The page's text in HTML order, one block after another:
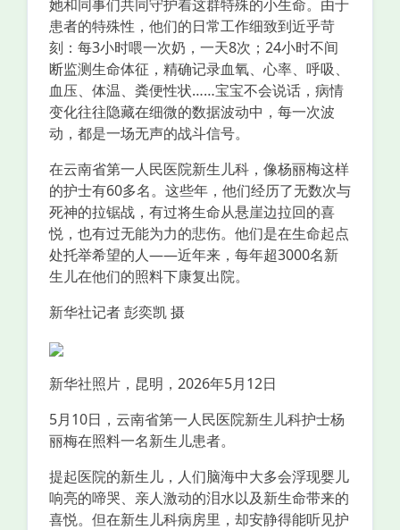
她和同事们共同守护着这群特殊的小生命。由于
患者的特殊性，他们的日常工作细致到近乎苛
刻：每3小时喂一次奶，一天8次；24小时不间
断监测生命体征，精确记录血氧、心率、呼吸、
血压、体温、粪便性状……宝宝不会说话，病情
变化往往隐藏在细微的数据波动中，每一次波
动，都是一场无声的战斗信号。
在云南省第一人民医院新生儿科，像杨丽梅这样
的护士有60多名。这些年，他们经历了无数次与
死神的拉锯战，有过将生命从悬崖边拉回的喜
悦，也有过无能为力的悲伤。他们是在生命起点
处托举希望的人——近年来，每年超3000名新
生儿在他们的照料下康复出院。
新华社记者 彭奕凯 摄
新华社照片，昆明，2026年5月12日
5月10日，云南省第一人民医院新生儿科护士杨
丽梅在照料一名新生儿患者。
提起医院的新生儿，人们脑海中大多会浮现婴儿
响亮的啼哭、亲人激动的泪水以及新生命带来的
喜悦。但在新生儿科病房里，却安静得能听见护